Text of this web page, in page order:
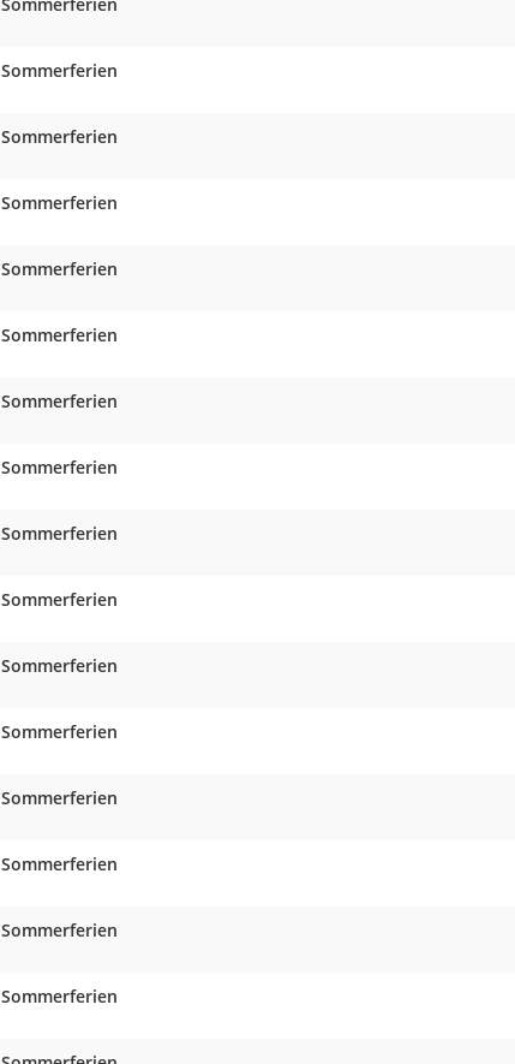
Sommerferien
Sommerferien
Sommerferien
Sommerferien
Sommerferien
Sommerferien
Sommerferien
Sommerferien
Sommerferien
Sommerferien
Sommerferien
Sommerferien
Sommerferien
Sommerferien
Sommerferien